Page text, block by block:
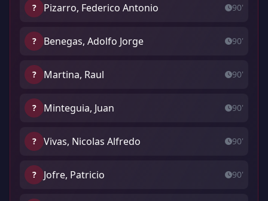
? Pizarro, Federico Antonio 90'
? Benegas, Adolfo Jorge 90'
? Martina, Raul 90'
? Minteguia, Juan 90'
? Vivas, Nicolas Alfredo 90'
? Jofre, Patricio 90'